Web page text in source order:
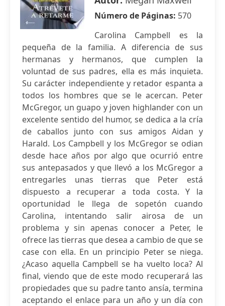
Número de Páginas: 570
Carolina Campbell es la
pequeña de la familia. A diferencia de sus
hermanas y hermanos, que cumplen la
voluntad de sus padres, ella es más inquieta.
Su carácter independiente y retador espanta a
todos los hombres que se le acercan. Peter
McGregor, un guapo y joven highlander con un
excelente sentido del humor, se dedica a la cría
de caballos junto con sus amigos Aidan y
Harald. Los Campbell y los McGregor se odian
desde hace años por algo que ocurrió entre
sus antepasados y que llevó a los McGregor a
entregarles unas tierras que Peter está
dispuesto a recuperar a toda costa. Y la
oportunidad le llega de sopetón cuando
Carolina, intentando salir airosa de un
problema y sin apenas conocer a Peter, le
ofrece las tierras que desea a cambio de que se
case con ella. En un principio Peter se niega.
¿Acaso aquella Campbell se ha vuelto loca? Al
final, viendo que de este modo recuperará las
propiedades que su padre tanto ansía, termina
aceptando el enlace para un año y un día con